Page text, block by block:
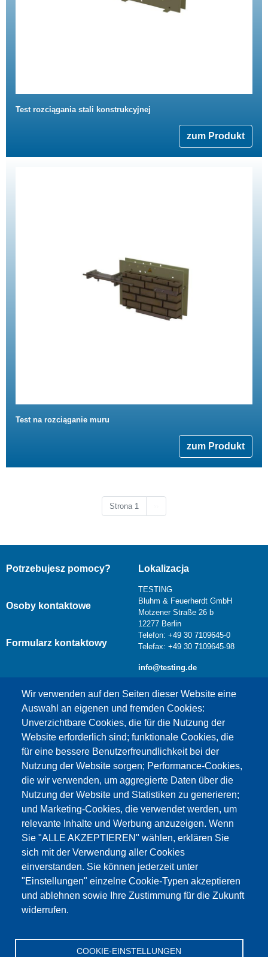
Test rozciągania stali konstrukcyjnej
zum Produkt
Test na rozciąganie muru
zum Produkt
Strona 1
Wir verwenden auf den Seiten dieser Website eine
Auswahl an eigenen und fremden Cookies:
Unverzichtbare Cookies, die für die Nutzung der
Website erforderlich sind; funktionale Cookies, die
für eine bessere Benutzerfreundlichkeit bei der
Nutzung der Website sorgen; Performance-Cookies,
die wir verwenden, um aggregierte Daten über die
Nutzung der Website und Statistiken zu generieren;
und Marketing-Cookies, die verwendet werden, um
relevante Inhalte und Werbung anzuzeigen. Wenn
Sie "ALLE AKZEPTIEREN" wählen, erklären Sie
sich mit der Verwendung aller Cookies
einverstanden. Sie können jederzeit unter
"Einstellungen" einzelne Cookie-Typen akzeptieren
und ablehnen sowie Ihre Zustimmung für die Zukunft
widerrufen.
COOKIE-EINSTELLUNGEN
Potrzebujesz pomocy?
Osoby kontaktowe
Formularz kontaktowy
Lokalizacja
TESTING
Bluhm & Feuerherdt GmbH
Motzener Straße 26 b
12277 Berlin
Telefon: +49 30 7109645-0
Telefax: +49 30 7109645-98
info@testing.de
Dieser Inhalt ist blockiert, da die Google Maps
Cookies nicht akzeptiert wurden.
NUR DIE GOOGLE MAPS COOKIES
AKZEPTIEREN.
Alle Cookies akzeptieren